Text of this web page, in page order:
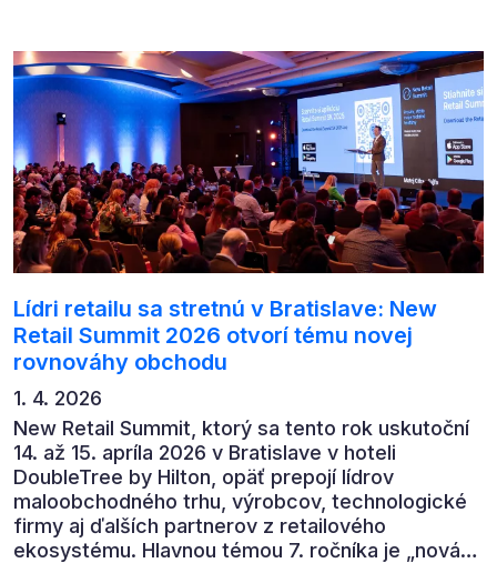
automatizaci, leadership i budoucnost role CFO.
Lídri retailu sa stretnú v Bratislave: New
Retail Summit 2026 otvorí tému novej
rovnováhy obchodu
1. 4. 2026
New Retail Summit, ktorý sa tento rok uskutoční
14. až 15. apríla 2026 v Bratislave v hoteli
DoubleTree by Hilton, opäť prepojí lídrov
maloobchodného trhu, výrobcov, technologické
firmy aj ďalších partnerov z retailového
ekosystému. Hlavnou témou 7. ročníka je „nová